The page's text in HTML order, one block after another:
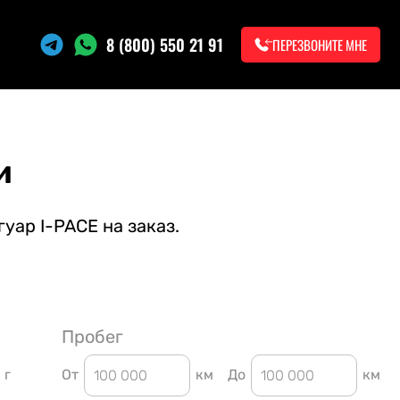
8 (800) 550 21 91 ПЕРЕЗВОНИТЕ МНЕ
I-PACE на заказ.
г
Пробег
От км До км